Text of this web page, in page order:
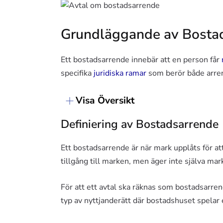
Grundläggande av
Ett bostadsarrende innebär att en person får
specifika juridiska ramar som berör både
Visa Översikt
Definiering av Bostadsarrende
Ett bostadsarrende är när mark upplåts för
tillgång till marken, men äger inte själva
För att ett avtal ska räknas som
typ av nyttjanderätt där bostadshuset spelar